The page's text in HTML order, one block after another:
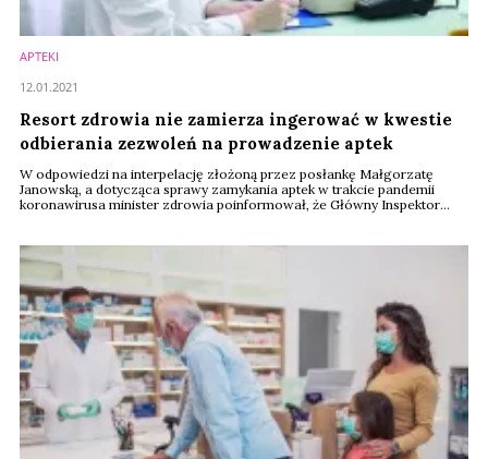
APTEKI
Resort zdrowia nie zamierza ingerować w kwestie
odbierania zezwoleń na prowadzenie aptek
W odpowiedzi na interpelację złożoną przez posłankę Małgorzatę
Janowską, a dotycząca sprawy zamykania aptek w trakcie pandemii
koronawirusa minister zdrowia poinformował, że Główny Inspektor
wykonywania zadań określonych ustawą. Jego zdaniem wywiązują się z
tych obowiązków należycie.
12.01.2021